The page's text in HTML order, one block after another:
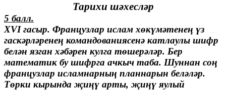
Тарихи шәхесләр
5 балл.
XVI гасыр. Французлар ислам хөкүмәтенең үз
гаскәрләренең командованиясенә катлаулы шифр
белән язган хәбәрен кулга төшерәләр. Бер
математик бу шифрга ачкыч таба. Шуннан соң
французлар исламнарның планнарын беләләр.
Төрки кырында җиңү арты, җиңү яулый